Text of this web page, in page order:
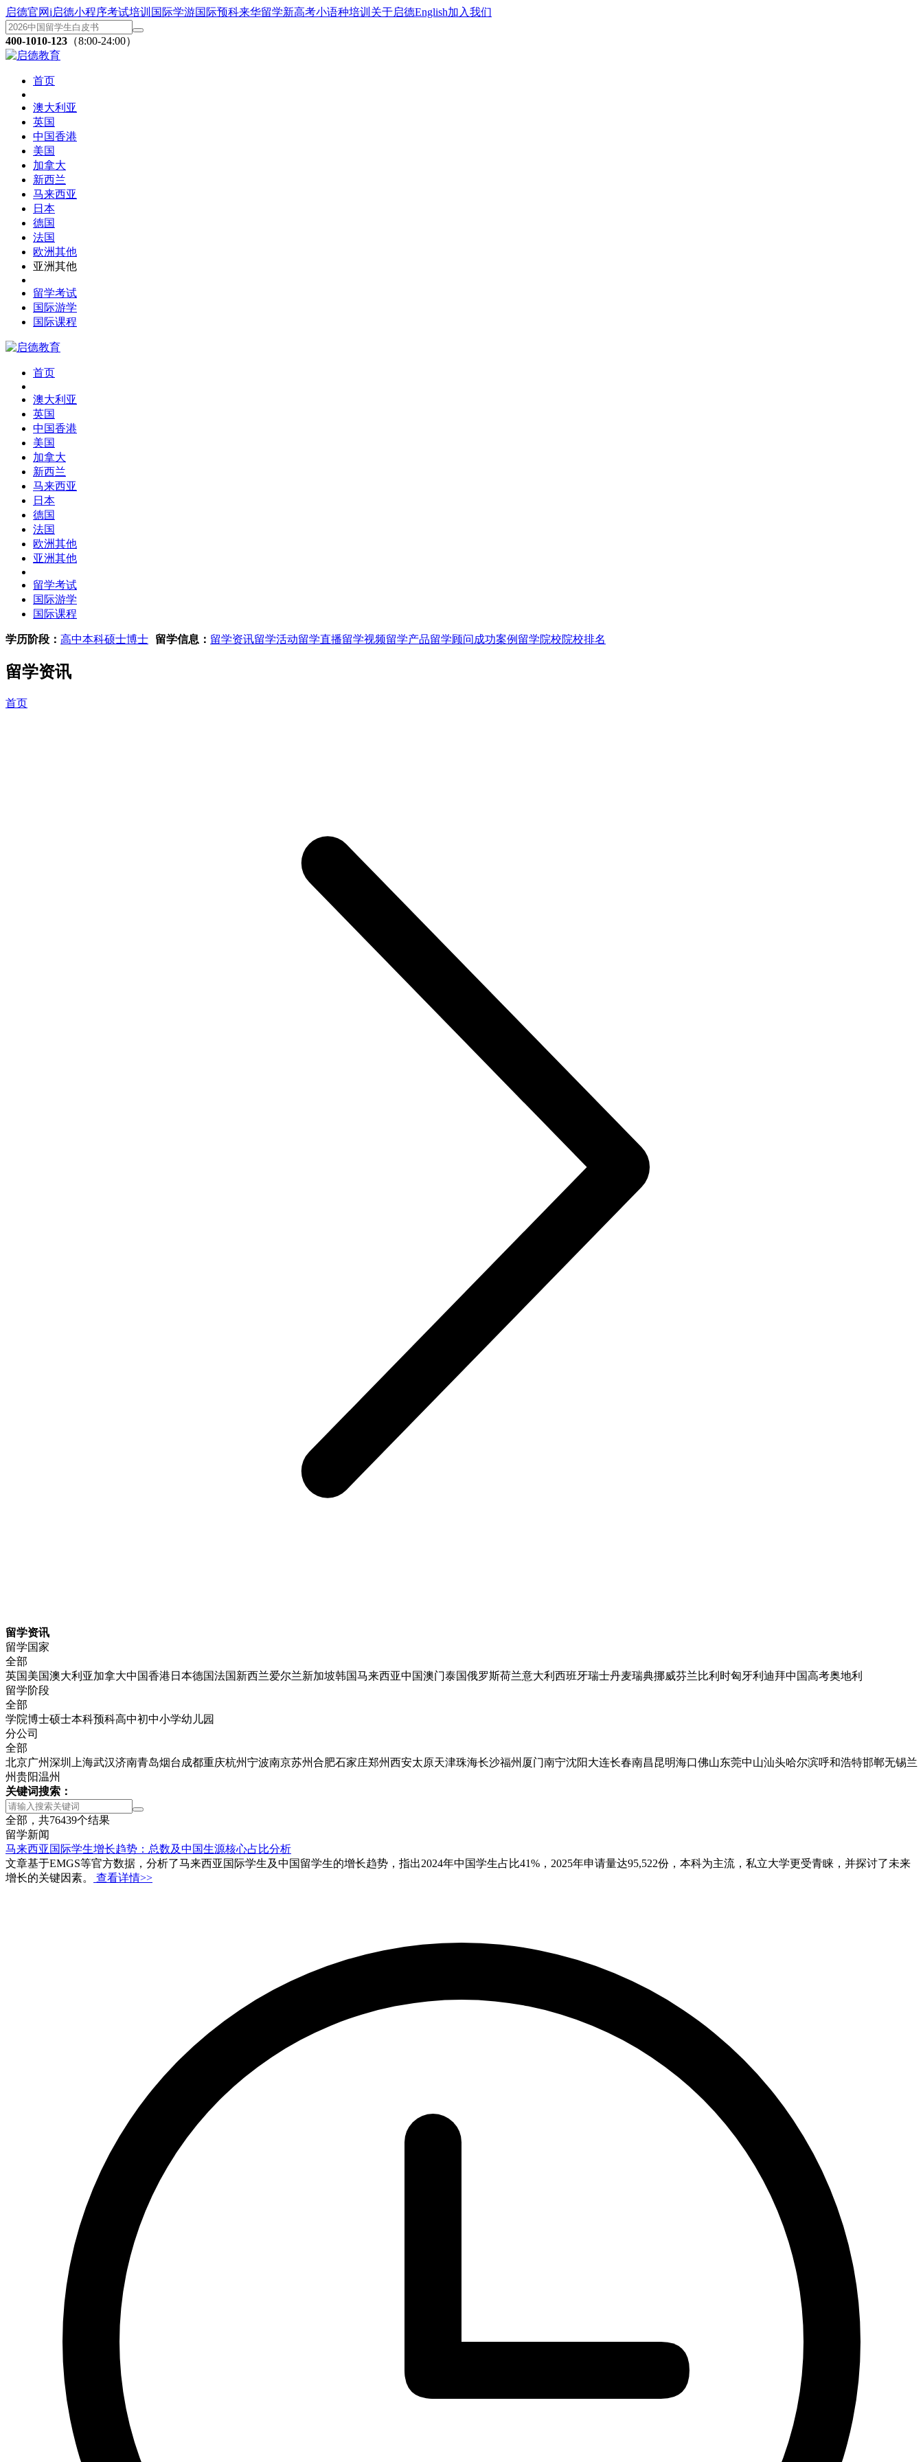
启德官网i启德小程序考试培训 国际学游国际预科来华留学新高考小语种培训 关于启德English加入我们
400-1010-123 （8:00-24:00）
首页
澳大利亚
英国
中国香港
美国
加拿大
新西兰
马来西亚
日本
德国
法国
欧洲其他
亚洲其他
留学考试
国际游学
国际课程
首页
澳大利亚
英国
中国香港
美国
加拿大
新西兰
马来西亚
日本
德国
法国
欧洲其他
亚洲其他
留学考试
国际游学
国际课程
学历阶段： 高中本科硕士博士 留学信息： 留学资讯留学活动留学直播留学视频留学产品留学顾问 成功案例 留学院校院校排名
留学资讯
首页
留学资讯
留学国家
全部
英国美国澳大利亚加拿大中国香港 日本德国法国新西兰爱尔兰新加坡韩国马来西亚中国澳门泰国俄罗斯荷兰意大利 西班牙瑞士丹麦瑞典挪威芬兰比利时匈牙利 迪拜中国高考奥地利
留学阶段
全部
学院博士硕士本科预科高中初中小学幼儿园
分公司
全部
北京广州深圳 上海武汉济南青岛烟台 成都重庆杭州宁波南京苏州合肥石家庄郑州西安太原天津珠海长沙福州 厦门南宁沈阳大连长春南昌昆明海口佛山东莞中山汕头哈尔滨呼和浩特邯郸无锡兰
州贵阳温州
关键词搜索：
全部，共76439个结果
留学新闻
马来西亚国际学生增长趋势：总数及中国生源核心占比分析
文章基于EMGS等官方数据，分析了马来西亚国际学生及中国留学生的增长趋势，指出2024年中国学生占比41%，2025年申请量达95,522份，本科为主流，私立大学更受青睐，并探讨了未来
增长的关键因素。
查看详情>>